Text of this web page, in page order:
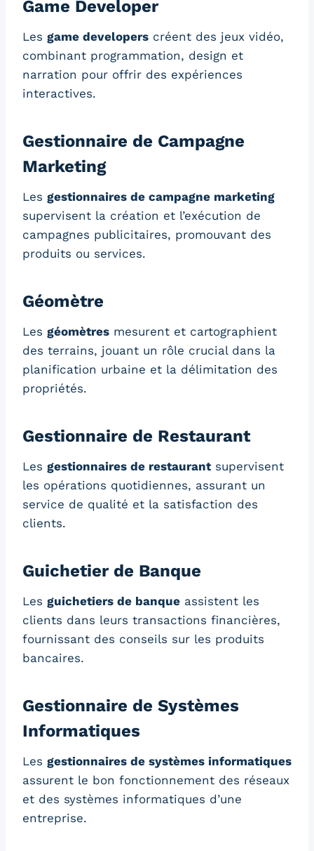
Game Developer
Les game developers créent des jeux vidéo,
combinant programmation, design et
narration pour offrir des expériences
interactives.
Gestionnaire de Campagne
Marketing
Les gestionnaires de campagne marketing
supervisent la création et l’exécution de
campagnes publicitaires, promouvant des
produits ou services.
Géomètre
Les géomètres mesurent et cartographient
des terrains, jouant un rôle crucial dans la
planification urbaine et la délimitation des
propriétés.
Gestionnaire de Restaurant
Les gestionnaires de restaurantsupervisent
les opérations quotidiennes, assurant un
service de qualité et la satisfaction des
clients.
Guichetier de Banque
Les guichetiers de banque assistent les
clients dans leurs transactions financières,
fournissant des conseils sur les produits
bancaires.
Gestionnaire de Systèmes
Informatiques
Les gestionnaires de systèmes informatiques
assurent le bon fonctionnement des réseaux
et des systèmes informatiques d’une
entreprise.